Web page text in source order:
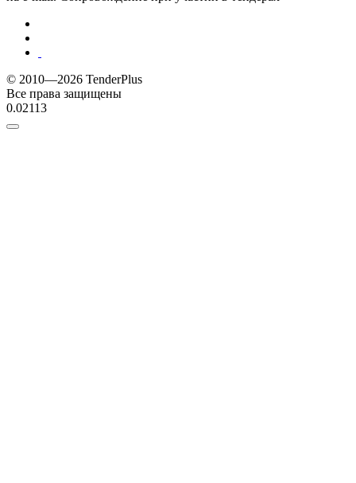
© 2010—2026 TenderPlus
Все права защищены
0.02113